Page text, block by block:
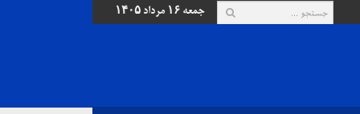
جمعه ۱۶ مرداد ۱۴۰۵